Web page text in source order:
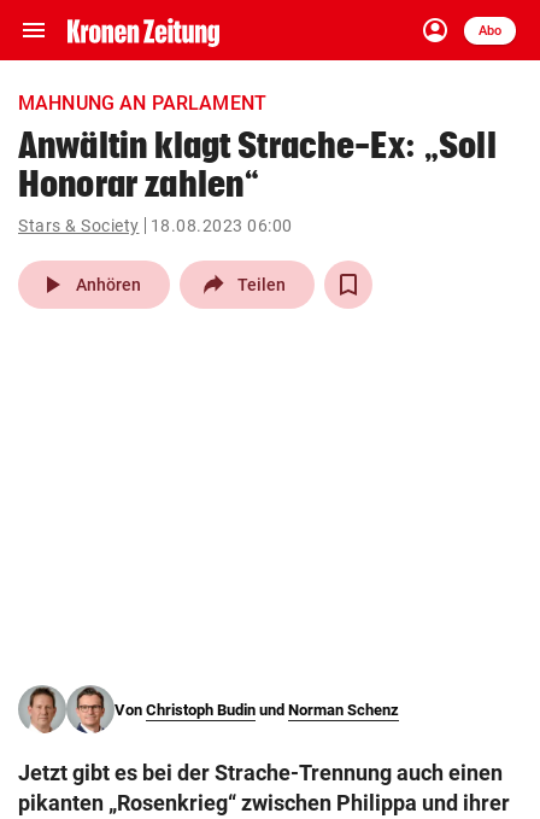
menu Navigation
ein-/ausklappen
account_circle
Anmelden
Abo
close Schließen
account_circle Anmelden
pin_drop
Wien arrow_right
MAHNUNG AN PARLAMENT
Anwältin klagt Strache-Ex: „Soll
Honorar zahlen“
Stars & Society 18.08.2023 06:00
play_arrow Anhören Teilen
Von Christoph Budin und Norman Schenz
Jetzt gibt es bei der Strache-Trennung auch einen
pikanten „Rosenkrieg“ zwischen Philippa und ihrer